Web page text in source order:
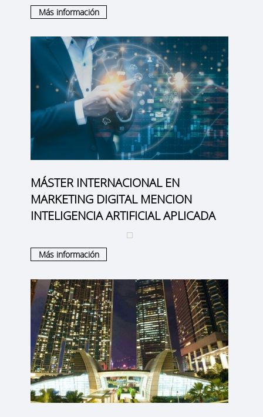
Más información
MÁSTER INTERNACIONAL EN
MARKETING DIGITAL MENCION
INTELIGENCIA ARTIFICIAL APLICADA
Más información